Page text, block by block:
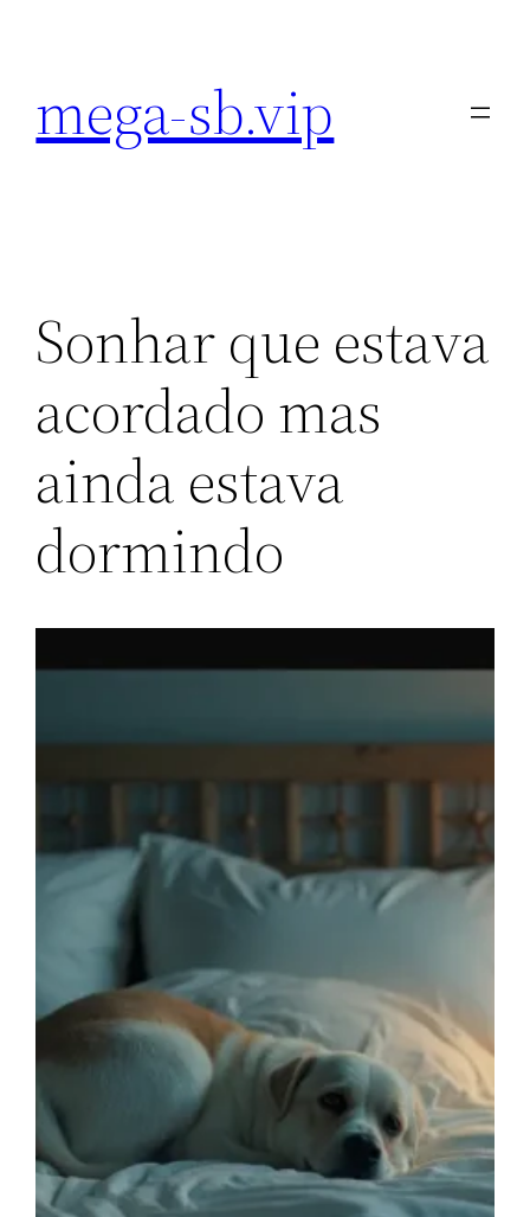
conteúdo
mega-sb.vip
Sonhar que estava
acordado mas
ainda estava
dormindo